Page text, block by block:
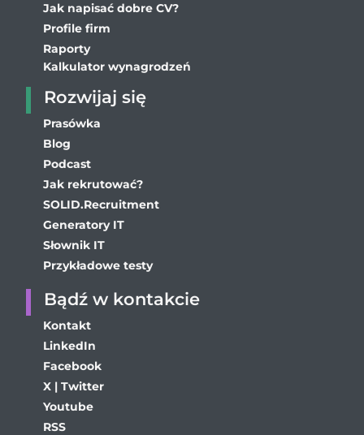
Jak napisać dobre CV?
Profile firm
Raporty
Kalkulator wynagrodzeń
Rozwijaj się
Prasówka
Blog
Podcast
Jak rekrutować?
SOLID.Recruitment
Generatory IT
Słownik IT
Przykładowe testy
Bądź w kontakcie
Kontakt
LinkedIn
Facebook
X | Twitter
Youtube
RSS